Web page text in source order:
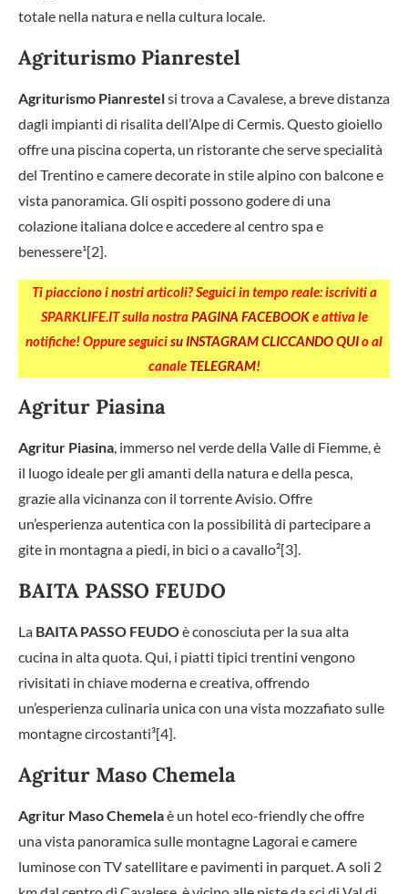
totale nella natura e nella cultura locale.
Agriturismo Pianrestel
Agriturismo Pianrestelsi trova a Cavalese, a breve distanza
dagli impianti di risalita dell’Alpe di Cermis. Questo gioiello
offre una piscina coperta, un ristorante che serve specialità
del Trentino e camere decorate in stile alpino con balcone e
vista panoramica. Gli ospiti possono godere di una
colazione italiana dolce e accedere al centro spa e
benessere¹[2].
Ti piacciono i nostri articoli? Seguici in tempo reale: iscriviti a
SPARKLIFE.IT sulla nostraPAGINA FACEBOOKe attiva le
notifiche! Oppure seguicisu INSTAGRAM CLICCANDO QUIo al
canale TELEGRAM!
Agritur Piasina
Agritur Piasina , immerso nel verde della Valle di Fiemme, è
il luogo ideale per gli amanti della natura e della pesca,
grazie alla vicinanza con il torrente Avisio. Offre
un’esperienza autentica con la possibilità di partecipare a
gite in montagna a piedi, in bici o a cavallo²[3].
BAITA PASSO FEUDO
La BAITA PASSO FEUDOè conosciuta per la sua alta
cucina in alta quota. Qui, i piatti tipici trentini vengono
rivisitati in chiave moderna e creativa, offrendo
un’esperienza culinaria unica con una vista mozzafiato sulle
montagne circostanti³[4].
Agritur Maso Chemela
Agritur Maso Chemelaè un hotel eco-friendly che offre
una vista panoramica sulle montagne Lagorai e camere
luminose con TV satellitare e pavimenti in parquet. A soli 2